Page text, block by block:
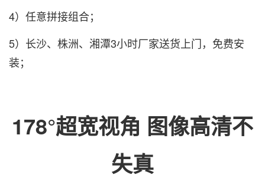
4）任意拼接组合；
5）长沙、株洲、湘潭3小时厂家送货上门，免费安
装；
178°超宽视角 图像高清不
失真